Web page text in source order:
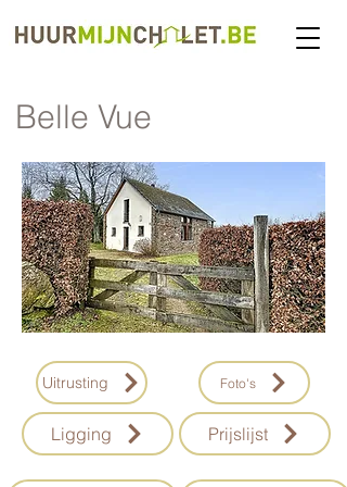
Belle Vue
Uitrusting
Ligging
Foto's
Prijslijst